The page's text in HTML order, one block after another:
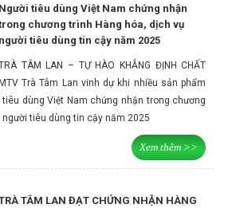
Người tiêu dùng Việt Nam chứng nhận
chương trình Hàng hóa, dịch vụ
người tiêu dùng tin cậy năm 2025
TÂM LAN – TỰ HÀO KHẲNG ĐỊNH CHẤT
Trà Tâm Lan vinh dự khi nhiều sản phẩm
dùng Việt Nam chứng nhận trong chương
tiêu dùng tin cậy năm 2025
Xem thêm >>
TÂM LAN ĐẠT CHỨNG NHẬN HÀNG